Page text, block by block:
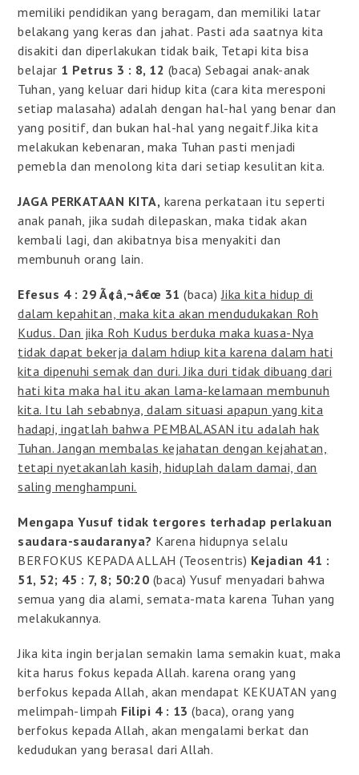
memiliki pendidikan yang beragam, dan memiliki latar
belakang yang keras dan jahat. Pasti ada saatnya kita
disakiti dan diperlakukan tidak baik, Tetapi kita bisa
belajar 1 Petrus 3 : 8, 12 (baca) Sebagai anak-anak
Tuhan, yang keluar dari hidup kita (cara kita meresponi
setiap malasaha) adalah dengan hal-hal yang benar dan
yang positif, dan bukan hal-hal yang negaitf.Jika kita
melakukan kebenaran, maka Tuhan pasti menjadi
pemebla dan menolong kita dari setiap kesulitan kita.
JAGA PERKATAAN KITA, karena perkataan itu seperti
anak panah, jika sudah dilepaskan, maka tidak akan
kembali lagi, dan akibatnya bisa menyakiti dan
membunuh orang lain.
Efesus 4 : 29 Ã¢â‚¬â€œ 31 (baca) Jika kita hidup di
dalam kepahitan, maka kita akan mendudukakan Roh
Kudus. Dan jika Roh Kudus berduka maka kuasa-Nya
tidak dapat bekerja dalam hdiup kita karena dalam hati
kita dipenuhi semak dan duri. Jika duri tidak dibuang dari
hati kita maka hal itu akan lama-kelamaan membunuh
kita. Itu lah sebabnya, dalam situasi apapun yang kita
hadapi, ingatlah bahwa PEMBALASAN itu adalah hak
Tuhan. Jangan membalas kejahatan dengan kejahatan,
tetapi nyetakanlah kasih, hiduplah dalam damai, dan
saling menghampuni.
Mengapa Yusuf tidak tergores terhadap perlakuan
saudara-saudaranya? Karena hidupnya selalu
BERFOKUS KEPADA ALLAH (Teosentris) Kejadian 41 :
51, 52; 45 : 7, 8; 50:20 (baca) Yusuf menyadari bahwa
semua yang dia alami, semata-mata karena Tuhan yang
melakukannya.
Jika kita ingin berjalan semakin lama semakin kuat, maka
kita harus fokus kepada Allah. karena orang yang
berfokus kepada Allah, akan mendapat KEKUATAN yang
melimpah-limpah Filipi 4 : 13 (baca), orang yang
berfokus kepada Allah, akan mengalami berkat dan
kedudukan yang berasal dari Allah.